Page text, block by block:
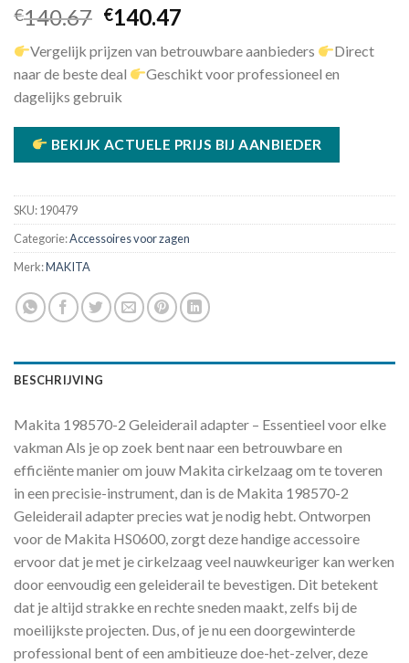
€140.67 Oorspronkelijke
was:
€140.67.
€140.47
is:
€140.47.
Vergelijk prijzen van betrouwbare aanbieders
Direct
naar de beste deal
Geschikt voor professioneel en
dagelijks gebruik
BEKIJK ACTUELE PRIJS BIJ AANBIEDER
SKU:190479
Categorie:Accessoires voor zagen
Merk:MAKITA
BESCHRIJVING
Makita 198570-2 Geleiderail adapter – Essentieel voor elke
vakman Als je op zoek bent naar een betrouwbare en
efficiënte manier om jouw Makita cirkelzaag om te toveren
in een precisie-instrument, dan is de Makita 198570-2
Geleiderail adapter precies wat je nodig hebt. Ontworpen
voor de Makita HS0600, zorgt deze handige accessoire
ervoor dat je met je cirkelzaag veel nauwkeuriger kan werken
door eenvoudig een geleiderail te bevestigen. Dit betekent
dat je altijd strakke en rechte sneden maakt, zelfs bij de
moeilijkste projecten. Dus, of je nu een doorgewinterde
professional bent of een ambitieuze doe-het-zelver, deze